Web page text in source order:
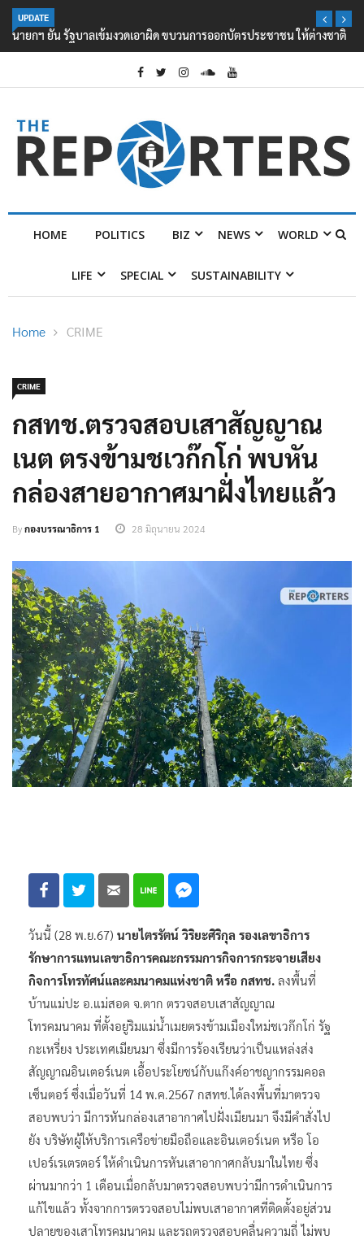
UPDATE
นายกฯ ยัน รัฐบาลเข้มงวดเอาผิด ขบวนการออกบัตรประชาชน ให้ต่างชาติ
HOME POLITICS BIZ NEWS WORLD
LIFE SPECIAL SUSTAINABILITY
Home CRIME
CRIME
กสทช.ตรวจสอบเสาสัญญาณ
เนต ตรงข้ามชเวก๊กโก่ พบหัน
กล่องสายอากาศมาฝั่งไทยแล้ว
Byกองบรรณาธิการ 1 28 มิถุนายน 2024
วันนี้ (28 พ.ย.67) นายไตรรัตน์ วิริยะศิริกุล รองเลขาธิการ
รักษาการแทนเลขาธิการคณะกรรมการกิจการกระจายเสียง
กิจการโทรทัศน์และคมนาคมแห่งชาติ หรือ กสทช. ลงพื้นที่
บ้านแม่ปะ อ.แม่สอด จ.ตาก ตรวจสอบเสาสัญญาณ
โทรคมนาคม ที่ตั้งอยู่ริมแม่น้ำเมยตรงข้ามเมืองใหม่ชเวก๊กโก่ รัฐ
กะเหรี่ยง ประเทศเมียนมา ซึ่งมีการร้องเรียนว่าเป็นแหล่งส่ง
สัญญาณอินเตอร์เนต เอื้อประโยชน์กับแก๊งค์อาชญากรรมคอล
เซ็นตอร์ ซึ่งเมื่อวันที่ 14 พ.ค.2567 กสทช.ได้ลงพื้นที่มาตรวจ
สอบพบว่า มีการหันกล่องเสาอากาศไปฝั่งเมียนมา จึงมีคำสั่งไป
ยัง บริษัทผู้ให้บริการเครือข่ายมือถือและอินเตอร์เนต หรือ โอ
เปอร์เรเตรตอร์ ให้ดำเนินการหันเสาอากาศกลับมาในไทย ซึ่ง
ผ่านมากว่า 1 เดือนเมื่อกลับมาตรวจสอบพบว่ามีการดำเนินการ
แก้ไขแล้ว ทั้งจากการตรวจสอบไม่พบเสาอากาศที่ติดตั้งอยู่ส่วน
ปลายของเสาโทรคมนาคม และรถตรวจสอบคลื่นความถี่ ไม่พบ